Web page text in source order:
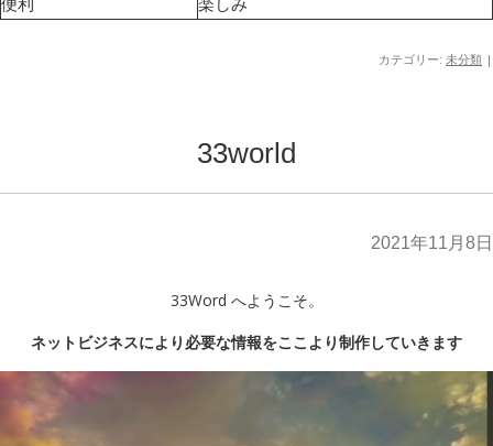
カテゴリー: 未分類 |
33world
2021年11月8日
33Word へようこそ。
ネットビジネスにより必要な情報をここより制作していきます